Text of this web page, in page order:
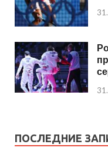
ПОСЛЕДНИЕ